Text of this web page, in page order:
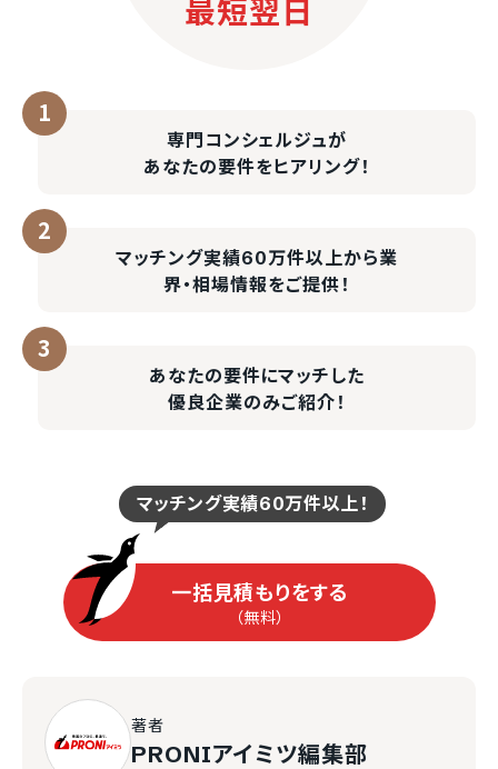
最短翌日
専門コンシェルジュが
あなたの要件をヒアリング！
マッチング実績60万件以上から業
界・相場情報をご提供！
あなたの要件にマッチした
優良企業のみご紹介！
マッチング実績60万件以上！
一括見積もりをする
（無料）
著者
PRONIアイミツ編集部